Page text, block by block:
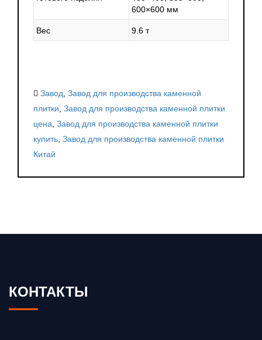
Цифровое управление станком JS-600D предусматривает
возможности программной настройки производственных
процессов, обеспечивая точность соблюдения
средств сигнализации об аварийной ситуации.
У нас Вы можете купить оборудование для производства
каменной плитки по выгодной цене.
600×600 мм
Вес 9.6 т
Завод Завод для производства каменной
плитки Завод для производства каменной плитки
цена Завод для производства каменной плитки
купить Завод для производства каменной плитки
Китай
КОНТАКТЫ